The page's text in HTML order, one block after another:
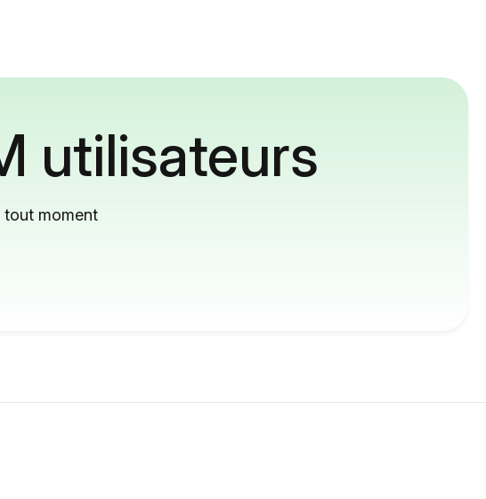
utilisateurs
moment